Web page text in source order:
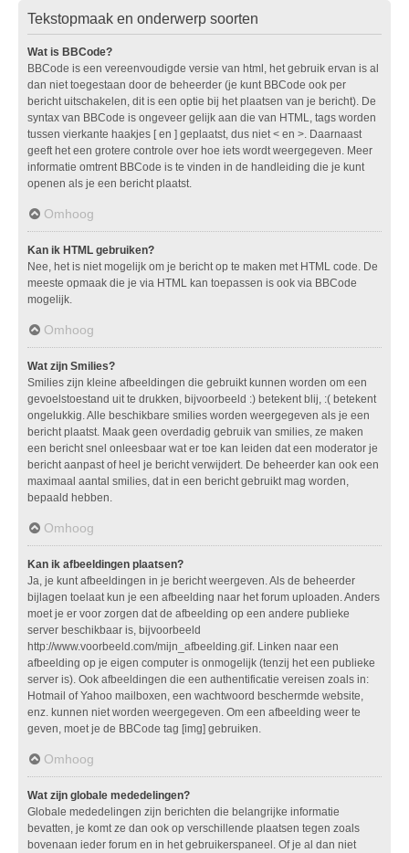
Tekstopmaak en onderwerp soorten
Wat is BBCode?
BBCode is een vereenvoudigde versie van html, het gebruik ervan is al
dan niet toegestaan door de beheerder (je kunt BBCode ook per
bericht uitschakelen, dit is een optie bij het plaatsen van je bericht). De
syntax van BBCode is ongeveer gelijk aan die van HTML, tags worden
tussen vierkante haakjes [ en ] geplaatst, dus niet < en >. Daarnaast
geeft het een grotere controle over hoe iets wordt weergegeven. Meer
informatie omtrent BBCode is te vinden in de handleiding die je kunt
openen als je een bericht plaatst.
Omhoog
Kan ik HTML gebruiken?
Nee, het is niet mogelijk om je bericht op te maken met HTML code. De
meeste opmaak die je via HTML kan toepassen is ook via BBCode
mogelijk.
Omhoog
Wat zijn Smilies?
Smilies zijn kleine afbeeldingen die gebruikt kunnen worden om een
gevoelstoestand uit te drukken, bijvoorbeeld :) betekent blij, :( betekent
ongelukkig. Alle beschikbare smilies worden weergegeven als je een
bericht plaatst. Maak geen overdadig gebruik van smilies, ze maken
een bericht snel onleesbaar wat er toe kan leiden dat een moderator je
bericht aanpast of heel je bericht verwijdert. De beheerder kan ook een
maximaal aantal smilies, dat in een bericht gebruikt mag worden,
bepaald hebben.
Omhoog
Kan ik afbeeldingen plaatsen?
Ja, je kunt afbeeldingen in je bericht weergeven. Als de beheerder
bijlagen toelaat kun je een afbeelding naar het forum uploaden. Anders
moet je er voor zorgen dat de afbeelding op een andere publieke
server beschikbaar is, bijvoorbeeld
http://www.voorbeeld.com/mijn_afbeelding.gif. Linken naar een
afbeelding op je eigen computer is onmogelijk (tenzij het een publieke
server is). Ook afbeeldingen die een authentificatie vereisen zoals in:
Hotmail of Yahoo mailboxen, een wachtwoord beschermde website,
enz. kunnen niet worden weergegeven. Om een afbeelding weer te
geven, moet je de BBCode tag [img] gebruiken.
Omhoog
Wat zijn globale mededelingen?
Globale mededelingen zijn berichten die belangrijke informatie
bevatten, je komt ze dan ook op verschillende plaatsen tegen zoals
bovenaan ieder forum en in het gebruikerspaneel. Of je al dan niet